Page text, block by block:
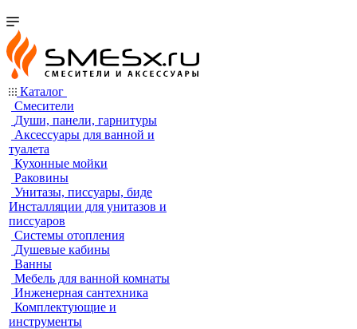
Каталог
Смесители
Души, панели, гарнитуры
Аксессуары для ванной и
туалета
Кухонные мойки
Раковины
Унитазы, писсуары, биде
Инсталляции для унитазов и
писсуаров
Системы отопления
Душевые кабины
Ванны
Мебель для ванной комнаты
Инженерная сантехника
Комплектующие и
инструменты